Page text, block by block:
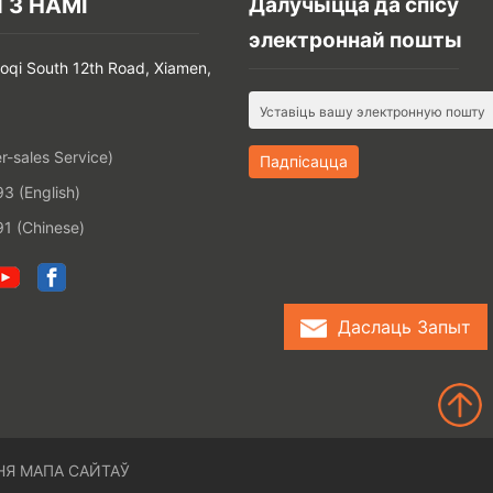
НАМІ
South 12th Road, Xiamen,
sales Service)
(English)
(Chinese)
электроннай пошты
МАПА САЙТАЎ
Даслаць Запыт